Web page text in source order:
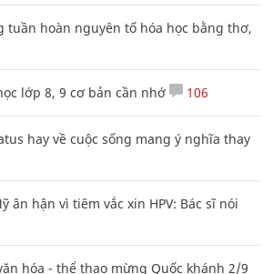
tuần hoàn nguyên tố hóa học bằng thơ,
lớp 8, 9 cơ bản cần nhớ 106
hay về cuộc sống mang ý nghĩa thay
ân hận vì tiêm vắc xin HPV: Bác sĩ nói
hóa - thể thao mừng Quốc khánh 2/9